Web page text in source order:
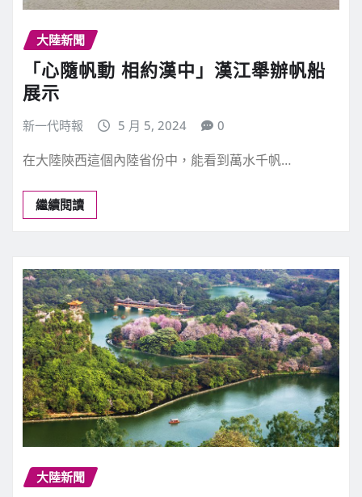
大陸新聞
「心隨帆動 相約漢中」漢江舉辦帆船
展示
新一代時報 5 月 5, 2024 0
在大陸陝西這個內陸省份中，能看到萬水千帆…
繼續閱讀
大陸新聞